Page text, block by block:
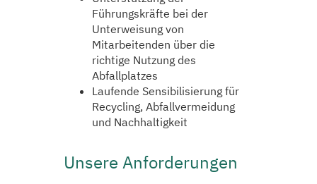
Führungskräfte bei der
Unterweisung von
Mitarbeitenden über die
richtige Nutzung des
Abfallplatzes
Laufende Sensibilisierung für
Recycling, Abfallvermeidung
und Nachhaltigkeit
Unsere Anforderungen